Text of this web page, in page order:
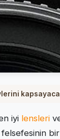
iyi lensleri
bir